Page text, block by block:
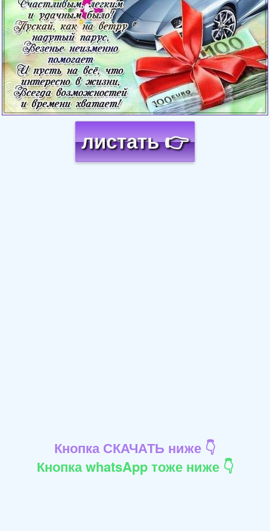
листать 👉
Кнопка СКАЧАТЬ ниже 👇
Кнопка whatsApp тоже ниже 👇